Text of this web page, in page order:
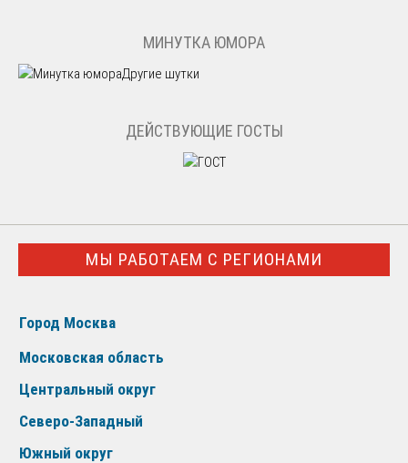
МИНУТКА ЮМОРА
Другие шутки
ДЕЙСТВУЮЩИЕ ГОСТЫ
МЫ РАБОТАЕМ С РЕГИОНАМИ
Город Москва
Московская область
Центральный округ
Северо-Западный
Южный округ